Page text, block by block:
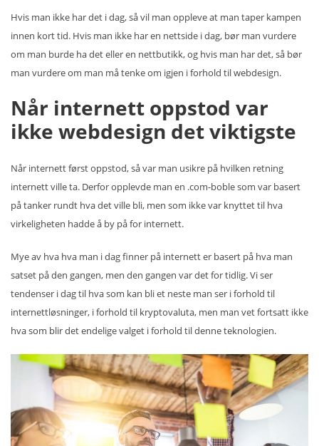
Hvis man ikke har det i dag, så vil man oppleve at man taper kampen
innen kort tid. Hvis man ikke har en nettside i dag, bør man vurdere
om man burde ha det eller en nettbutikk, og hvis man har det, så bør
man vurdere om man må tenke om igjen i forhold til webdesign.
Når internett oppstod var
ikke webdesign det viktigste
Når internett først oppstod, så var man usikre på hvilken retning
internett ville ta. Derfor opplevde man en .com-boble som var basert
på tanker rundt hva det ville bli, men som ikke var knyttet til hva
virkeligheten hadde å by på for internett.
Mye av hva hva man i dag finner på internett er basert på hva man
satset på den gangen, men den gangen var det for tidlig. Vi ser
tendenser i dag til hva som kan bli et neste man ser i forhold til
internettløsninger, i forhold til kryptovaluta, men man vet fortsatt ikke
hva som blir det endelige valget i forhold til denne teknologien.